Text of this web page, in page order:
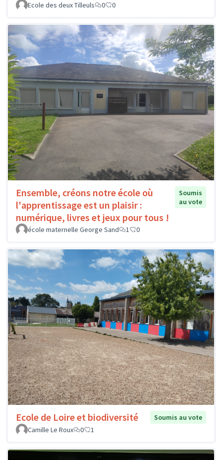
Ecole des deux Tilleuls
0 0
Ensemble, créons notre école où
l'apprentissage est un plaisir :
numérique, livres et jeux pour tous !
Soumis
au vote
école maternelle George Sand 1 0
Ecole de Loire et biodiversité
Soumis au vote
Camille Le Roux
0 1